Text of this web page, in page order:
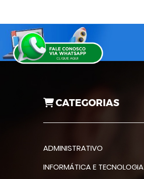
CATEGORIAS
ADMINISTRATIVO
INFORMÁTICA E TECNOLOGIA